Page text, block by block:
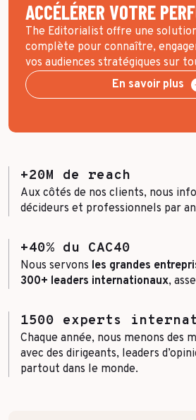
ACCÉLÉRER VOTRE
The Editorialist offre une
complète pour connaître,
vos audiences stratégiques sur
En savoir plus
+20M de reach
Aux côtés de nos clients, nous
décideurs et professionnels par
+40% du CAC40
Nous servons les grandes
300+ leaders internationaux,
1500 experts
Chaque année, nous menons des
avec des dirigeants, leaders
partout dans le monde.